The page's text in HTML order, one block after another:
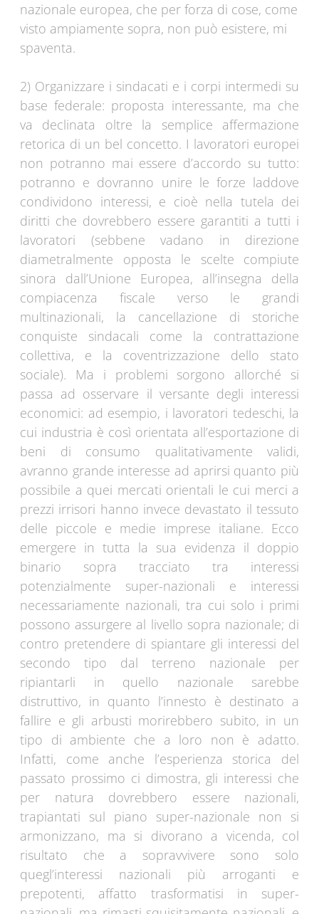
nazionale europea, che per forza di cose, come
visto ampiamente sopra, non può esistere, mi
spaventa.
2) Organizzare i sindacati e i corpi intermedi su
base federale: proposta interessante, ma che
va declinata oltre la semplice affermazione
retorica di un bel concetto. I lavoratori europei
non potranno mai essere d’accordo su tutto:
potranno e dovranno unire le forze laddove
condividono interessi, e cioè nella tutela dei
diritti che dovrebbero essere garantiti a tutti i
lavoratori (sebbene vadano in direzione
diametralmente opposta le scelte compiute
sinora dall’Unione Europea, all’insegna della
compiacenza fiscale verso le grandi
multinazionali, la cancellazione di storiche
conquiste sindacali come la contrattazione
collettiva, e la coventrizzazione dello stato
sociale). Ma i problemi sorgono allorché si
passa ad osservare il versante degli interessi
economici: ad esempio, i lavoratori tedeschi, la
cui industria è così orientata all’esportazione di
beni di consumo qualitativamente validi,
avranno grande interesse ad aprirsi quanto più
possibile a quei mercati orientali le cui merci a
prezzi irrisori hanno invece devastato il tessuto
delle piccole e medie imprese italiane. Ecco
emergere in tutta la sua evidenza il doppio
binario sopra tracciato tra interessi
potenzialmente super-nazionali e interessi
necessariamente nazionali, tra cui solo i primi
possono assurgere al livello sopra nazionale; di
contro pretendere di spiantare gli interessi del
secondo tipo dal terreno nazionale per
ripiantarli in quello nazionale sarebbe
distruttivo, in quanto l’innesto è destinato a
fallire e gli arbusti morirebbero subito, in un
tipo di ambiente che a loro non è adatto.
Infatti, come anche l’esperienza storica del
passato prossimo ci dimostra, gli interessi che
per natura dovrebbero essere nazionali,
trapiantati sul piano super-nazionale non si
armonizzano, ma si divorano a vicenda, col
risultato che a sopravvivere sono solo
quegl’interessi nazionali più arroganti e
prepotenti, affatto trasformatisi in super-